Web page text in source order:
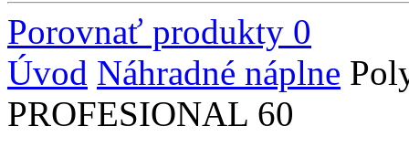
Porovnať produkty 0
Úvod Náhradné náplne
PROFESIONAL 60